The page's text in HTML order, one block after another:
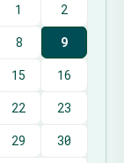
1
2
8
9
15
16
22
23
29
30